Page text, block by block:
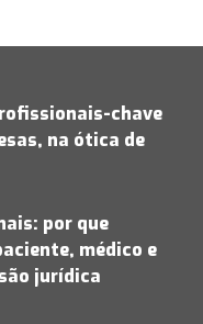
chave
na ótica de
por que
médico e
jurídica